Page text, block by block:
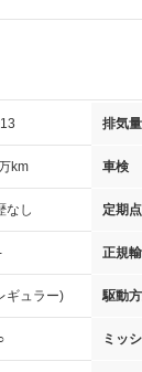
排気量
km 車検
なし 定期
正規
ギュラー) 駆動
ミッ